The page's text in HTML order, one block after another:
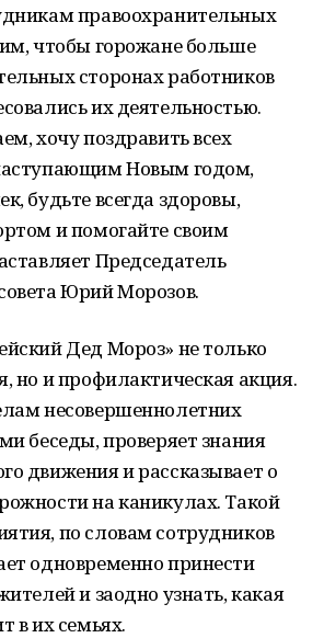
правоохранительных
чтобы горожане больше
сторонах работников
их деятельностью.
хочу поздравить всех
Новым годом,
будьте всегда здоровы,
и помогайте своим
Председатель
Юрий Морозов.
Дед Мороз» не только
но и профилактическая акция.
несовершеннолетних
беседы, проверяет знания
движения и рассказывает о
на каникулах. Такой
по словам сотрудников
одновременно принести
и заодно узнать, какая
в их семьях.